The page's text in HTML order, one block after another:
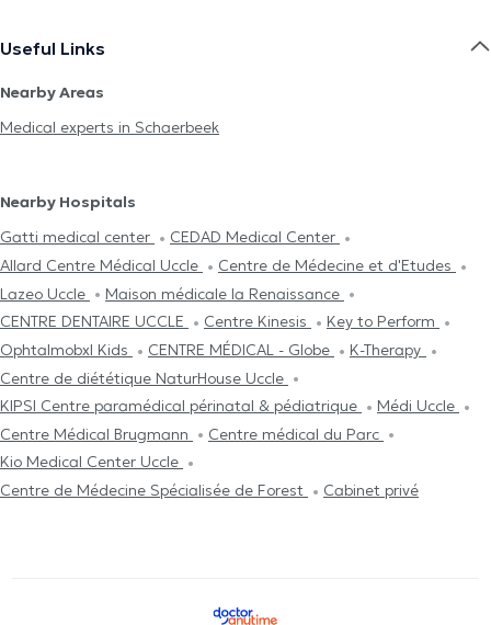
Useful Links
Nearby Areas
Medical experts in Schaerbeek
Nearby Hospitals
Gatti medical center
CEDAD Medical Center
Allard Centre Médical Uccle
Centre de Médecine et d'Etudes
Lazeo Uccle
Maison médicale la Renaissance
CENTRE DENTAIRE UCCLE
Centre Kinesis
Key to Perform
Ophtalmobxl Kids
CENTRE MÉDICAL - Globe
K-Therapy
Centre de diététique NaturHouse Uccle
KIPSI Centre paramédical périnatal & pédiatrique
Médi Uccle
Centre Médical Brugmann
Centre médical du Parc
Kio Medical Center Uccle
Centre de Médecine Spécialisée de Forest
Cabinet privé